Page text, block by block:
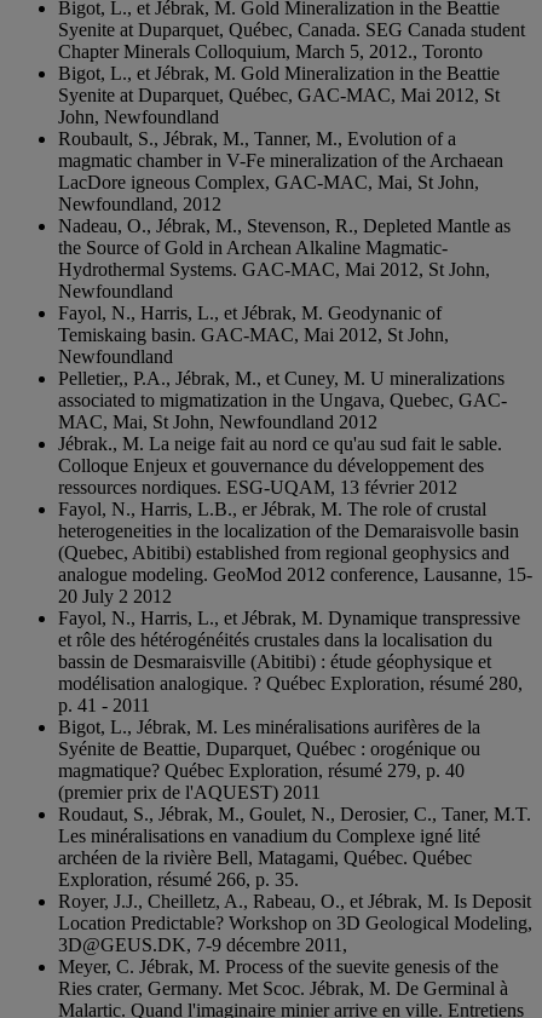
Bigot, L., et Jébrak, M. Gold Mineralization in the Beattie
Syenite at Duparquet, Québec, Canada. SEG Canada student
Chapter Minerals Colloquium, March 5, 2012., Toronto
Bigot, L., et Jébrak, M. Gold Mineralization in the Beattie
Syenite at Duparquet, Québec, GAC-MAC, Mai 2012, St
John, Newfoundland
Roubault, S., Jébrak, M., Tanner, M., Evolution of a
magmatic chamber in V-Fe mineralization of the Archaean
LacDore igneous Complex, GAC-MAC, Mai, St John,
Newfoundland, 2012
Nadeau, O., Jébrak, M., Stevenson, R., Depleted Mantle as
the Source of Gold in Archean Alkaline Magmatic-
Hydrothermal Systems. GAC-MAC, Mai 2012, St John,
Newfoundland
Fayol, N., Harris, L., et Jébrak, M. Geodynanic of
Temiskaing basin. GAC-MAC, Mai 2012, St John,
Newfoundland
Pelletier,, P.A., Jébrak, M., et Cuney, M. U mineralizations
associated to migmatization in the Ungava, Quebec, GAC-
MAC, Mai, St John, Newfoundland 2012
Jébrak., M. La neige fait au nord ce qu'au sud fait le sable.
Colloque Enjeux et gouvernance du développement des
ressources nordiques. ESG-UQAM, 13 février 2012
Fayol, N., Harris, L.B., er Jébrak, M. The role of crustal
heterogeneities in the localization of the Demaraisvolle basin
(Quebec, Abitibi) established from regional geophysics and
analogue modeling. GeoMod 2012 conference, Lausanne, 15-
20 July 2 2012
Fayol, N., Harris, L., et Jébrak, M. Dynamique transpressive
et rôle des hétérogénéités crustales dans la localisation du
bassin de Desmaraisville (Abitibi) : étude géophysique et
modélisation analogique. ? Québec Exploration, résumé 280,
p. 41 - 2011
Bigot, L., Jébrak, M. Les minéralisations aurifères de la
Syénite de Beattie, Duparquet, Québec : orogénique ou
magmatique? Québec Exploration, résumé 279, p. 40
(premier prix de l'AQUEST) 2011
Roudaut, S., Jébrak, M., Goulet, N., Derosier, C., Taner, M.T.
Les minéralisations en vanadium du Complexe igné lité
archéen de la rivière Bell, Matagami, Québec. Québec
Exploration, résumé 266, p. 35.
Royer, J.J., Cheilletz, A., Rabeau, O., et Jébrak, M. Is Deposit
Location Predictable? Workshop on 3D Geological Modeling,
3D@GEUS.DK, 7-9 décembre 2011,
Meyer, C. Jébrak, M. Process of the suevite genesis of the
Ries crater, Germany. Met Scoc. Jébrak, M. De Germinal à
Malartic. Quand l'imaginaire minier arrive en ville. Entretiens